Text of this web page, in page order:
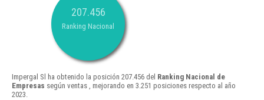
207.456
Ranking Nacional
Impergal Sl ha obtenido la posición 207.456 del Ranking Nacional de
Empresas según ventas , mejorando en 3.251 posiciones respecto al año
2023.